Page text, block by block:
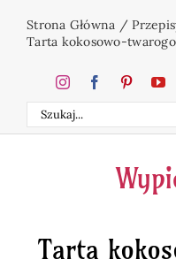
Strona Główna /
Tarta kokosowo-
Szukaj
Tarta